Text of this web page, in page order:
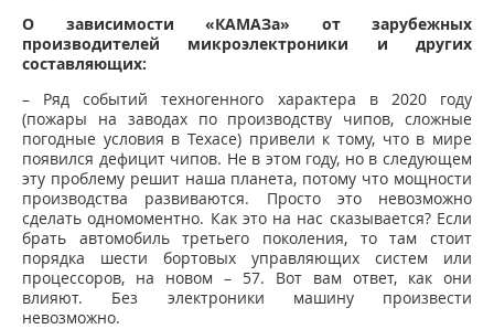
О зависимости «КАМАЗа» от зарубежных
производителей микроэлектроники и других
составляющих:
– Ряд событий техногенного характера в 2020 году
(пожары на заводах по производству чипов, сложные
погодные условия в Техасе) привели к тому, что в мире
появился дефицит чипов. Не в этом году, но в следующем
эту проблему решит наша планета, потому что мощности
производства развиваются. Просто это невозможно
сделать одномоментно. Как это на нас сказывается? Если
брать автомобиль третьего поколения, то там стоит
порядка шести бортовых управляющих систем или
процессоров, на новом – 57. Вот вам ответ, как они
влияют. Без электроники машину произвести
невозможно.